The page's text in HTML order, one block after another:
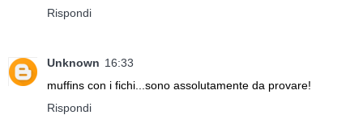
Rispondi
Unknown 16:33
muffins con i fichi...sono assolutamente da provare!
Rispondi